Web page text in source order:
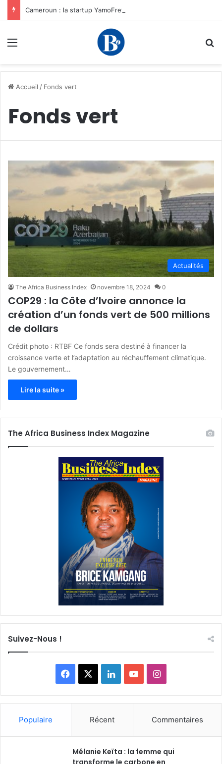
Accueil / Fonds vert
Fonds vert
Actualités
The Africa Business Index novembre 18, 2024 0
COP29 : la Côte d’Ivoire annonce la
création d’un fonds vert de 500 millions
de dollars
Crédit photo : RTBF Ce fonds sera destiné à financer la
croissance verte et l’adaptation au réchauffement climatique.
Le gouvernement…
Lire la suite »
The Africa Business Index Magazine
Suivez-Nous !
a
b
L
i
e
o
u
I
n
a
Populaire Récent Commentaires
Mélanie Keïta : la femme qui
transforme le carbone en